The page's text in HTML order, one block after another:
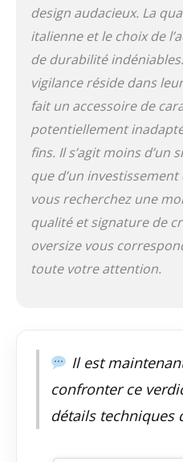
design audacieux. La
italienne et le choix de
de durabilité
vigilance réside dans
fait un accessoire de
potentiellement
fins. Il s’agit moins
que d’un
vous recherchez une
qualité et signature de
oversize vous
toute votre attention.
Il est
confronter ce
détails techniques